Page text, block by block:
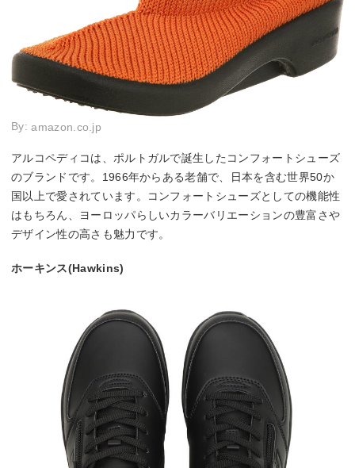
By:amazon.co.jp
アルコペディコは、ポルトガルで誕生したコンフォートシューズ
のブランドです。1966年からある老舗で、日本を含む世界50か
国以上で愛されています。コンフォートシューズとしての機能性
はもちろん、ヨーロッパらしいカラーバリエーションの豊富さや
デザイン性の高さも魅力です。
ホーキンス(Hawkins)